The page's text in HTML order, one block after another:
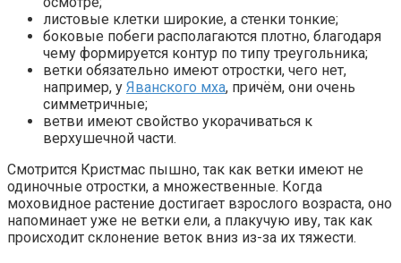
листовые клетки широкие, а стенки тонкие;
боковые побеги располагаются плотно, благодаря
чему формируется контур по типу треугольника;
ветки обязательно имеют отростки, чего нет,
например, у Яванского мха, причём, они очень
симметричные;
ветви имеют свойство укорачиваться к
верхушечной части.
Смотрится Кристмас пышно, так как ветки имеют не
одиночные отростки, а множественные. Когда
моховидное растение достигает взрослого возраста, оно
напоминает уже не ветки ели, а плакучую иву, так как
происходит склонение веток вниз из-за их тяжести.